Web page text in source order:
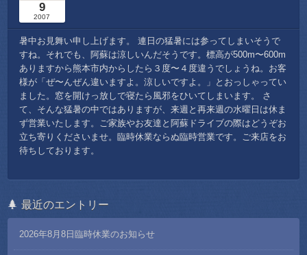
9
2007
暑中お見舞い申し上げます。 連日の猛暑には参ってしまいそうで
すね。それでも、阿蘇は涼しいんだそうです。標高が500m〜600m
ありますから熊本市内からしたら３度〜４度違うでしょうね。お客
様が「ぜ〜んぜん違いますよ。涼しいですよ。」とおっしゃってい
ました。窓を開けっ放しで寝たら風邪をひいてしまいます。 さ
て、そんな猛暑の中ではありますが、来週と再来週の水曜日は休ま
ず営業いたします。ご家族やお友達と阿蘇ドライブの際はどうぞお
立ち寄りくださいませ。臨時休業ならぬ臨時営業です。ご来店をお
待ちしております。
最近のエントリー
2026年8月8日臨時休業のお知らせ